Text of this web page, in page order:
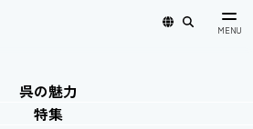
呉の魅力
特集